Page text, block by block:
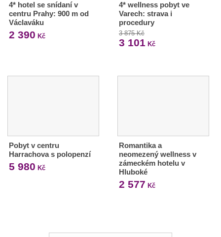
4* hotel se snídaní v
centru Prahy: 900 m od
Václaváku
2 390 Kč
4* wellness pobyt ve
Varech: strava i
procedury
3 875 Kč
3 101 Kč
Pobyt v centru
Harrachova s polopenzí
5 980 Kč
Romantika a
neomezený wellness v
zámeckém hotelu v
Hluboké
2 577 Kč